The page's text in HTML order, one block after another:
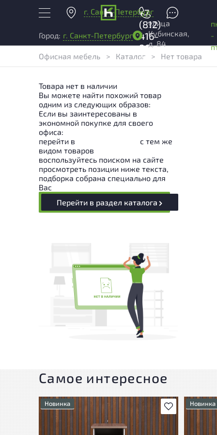
г. Санкт-Петербург
+7
(812)
416-
96-
99
Город: г. Санкт-Петербург
улица
Кубинская,
д. 84
-
Офисная мебель
> Каталог > Нет товара
Товара нет в наличии
Вы можете найти похожий товар
одним из следующих образов:
Если вы заинтересованы в
экономной покупке для своего
офиса:
перейти в
с тем же
видом товаров
воспользуйтесь поиском на сайте
просмотреть позиции ниже текста,
подборка собрана специально для
Вас
Перейти в раздел каталога
Самое интересное
В избранное
Новинка Новинка